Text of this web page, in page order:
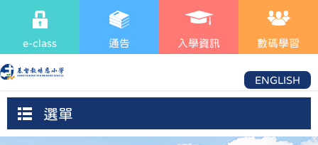
e-class 通告 入學資訊 數碼學習
ENGLISH
選單